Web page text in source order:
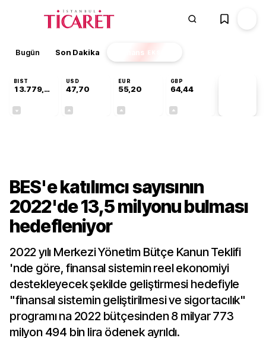
Bugün Son Dakika Finans EKSTRA
BIST
13.779,39
USD
47,70
EUR
55,20
GBP
64,44
BES'e katılımcı sayısının
2022'de 13,5 milyonu bulması
hedefleniyor
2022 yılı Merkezi Yönetim Bütçe Kanun Teklifi
'nde göre, finansal sistemin reel ekonomiyi
destekleyecek şekilde geliştirmesi hedefiyle
"finansal sistemin geliştirilmesi ve sigortacılık"
programı na 2022 bütçesinden 8 milyar 773
milyon 494 bin lira ödenek ayrıldı.